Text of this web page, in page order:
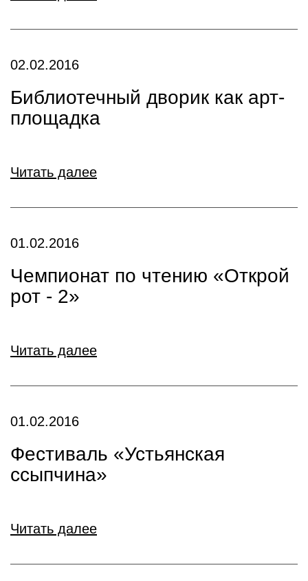
02.02.2016
Библиотечный дворик как арт-
площадка
Читать далее
01.02.2016
Чемпионат по чтению «Открой
рот - 2»
Читать далее
01.02.2016
Фестиваль «Устьянская
ссыпчина»
Читать далее